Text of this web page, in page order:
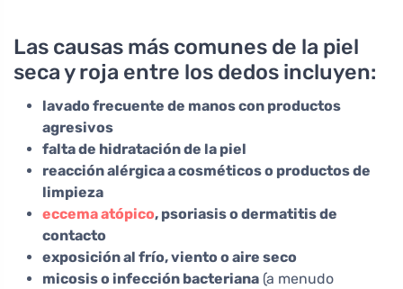
Las causas más comunes de la piel
seca y roja entre los dedos incluyen:
lavado frecuente de manos con productos
agresivos
falta de hidratación de la piel
reacción alérgica a cosméticos o productos de
limpieza
eccema atópico, psoriasis o dermatitis de
contacto
exposición al frío, viento o aire seco
micosis o infección bacteriana (a menudo